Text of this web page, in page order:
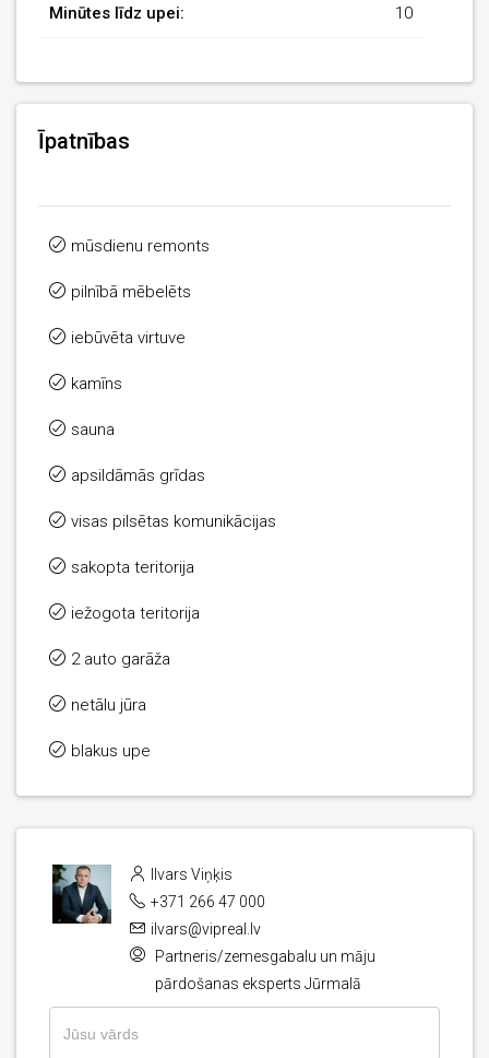
Minūtes līdz upei: 10
Īpatnības
mūsdienu remonts
pilnībā mēbelēts
iebūvēta virtuve
kamīns
sauna
apsildāmās grīdas
visas pilsētas komunikācijas
sakopta teritorija
iežogota teritorija
2 auto garāža
netālu jūra
blakus upe
Ilvars Viņķis
+371 266 47 000
ilvars@vipreal.lv
Partneris/zemesgabalu un māju
pārdošanas eksperts Jūrmalā